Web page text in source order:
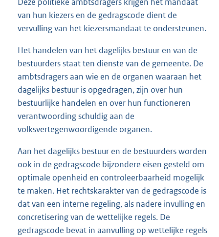
van hun kiezers en de gedragscode dient de
vervulling van het kiezersmandaat te ondersteunen.
Het handelen van het dagelijks bestuur en van de
bestuurders staat ten dienste van de gemeente. De
ambtsdragers aan wie en de organen waaraan het
dagelijks bestuur is opgedragen, zijn over hun
bestuurlijke handelen en over hun functioneren
verantwoording schuldig aan de
volksvertegenwoordigende organen.
Aan het dagelijks bestuur en de bestuurders worden
ook in de gedragscode bijzondere eisen gesteld om
optimale openheid en controleerbaarheid mogelijk
te maken. Het rechtskarakter van de gedragscode is
dat van een interne regeling, als nadere invulling en
concretisering van de wettelijke regels. De
gedragscode bevat in aanvulling op wettelijke regels